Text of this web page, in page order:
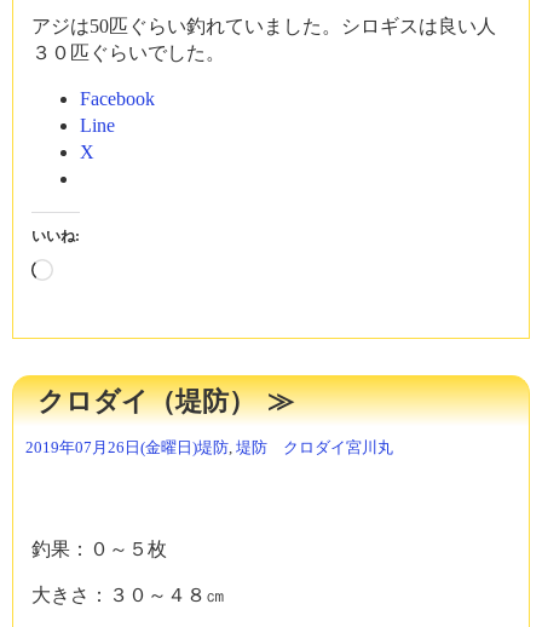
アジは50匹ぐらい釣れていました。シロギスは良い人
３０匹ぐらいでした。
Facebook
Line
X
いいね:
読
中…
クロダイ（堤防）
2019年07月26日(金曜日)堤防, 堤防 クロダイ宮川丸
釣果：０～５枚
大きさ：３０～４８㎝